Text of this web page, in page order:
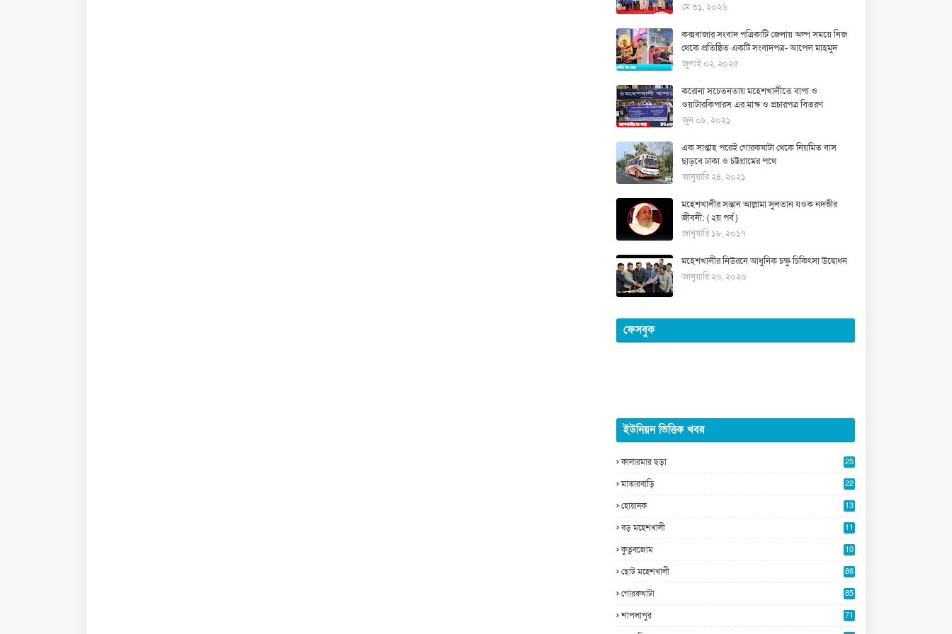
মে ৩১, ২০২৬
কক্সবাজার সংবাদ পত্রিকাটি জেলায় অল্প সময়ে নিজ
থেকে প্রতিষ্ঠিত একটি সংবাদপত্র- আপেল মাহমুদ
জুলাই ০২, ২০২৫
করোনা সচেতনতায় মহেশখালীতে বাপা ও
ওয়াটারকিপারস এর মাস্ক ও প্রচারপত্র বিতরণ
জুন ০৮, ২০২১
এক সাপ্তাহ পরেই গোরকঘাটা থেকে নিয়মিত বাস
ছাড়বে ঢাকা ও চট্টগ্রামের পথে
জানুয়ারি ২৪, ২০২১
মহেশখালীর সন্তান আল্লামা সুলতান যওক নদভীর
জীবনী: ( ২য় পর্ব )
জানুয়ারি ১৮, ২০১৭
মহেশখালীর নিউরনে আধুনিক চক্ষু চিকিৎসা উদ্বোধন
জানুয়ারি ২৬, ২০২০
ফেসবুক
ইউনিয়ন ভিত্তিক খবর
কালারমার ছড়া
25
মাতারবাড়ি
22
হোয়ানক
13
বড় মহেশখালী
11
কুতুবজোম
10
ছোট মহেশখালী 86
গোরকঘাটা 85
শাপলাপুর 71